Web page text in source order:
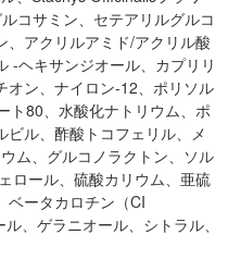
コサミン、セテアリルグルコ
、アクリルアミド/アクリル酸
-ヘキサンジオール、カプリリ
オン、ナイロン-12、ポリソル
ト80、水酸化ナトリウム、ポ
ビル、酢酸トコフェリル、メ
ム、グルコノラクトン、ソル
ロール、硫酸カリウム、亜硫
ベータカロチン（CI
、ゲラニオール、シトラル、